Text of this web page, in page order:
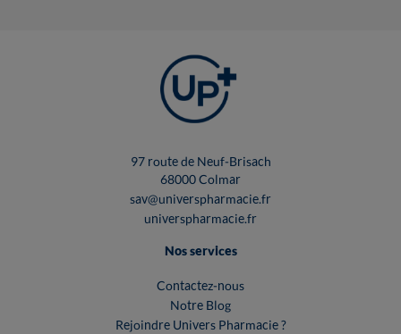
97 route de Neuf-Brisach
68000 Colmar
sav@universpharmacie.fr
universpharmacie.fr
Nos services
Contactez-nous
Notre Blog
Rejoindre Univers Pharmacie ?